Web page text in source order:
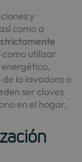
y
como a
utilizar
energético,
la lavadora o
ser claves
en el hogar.